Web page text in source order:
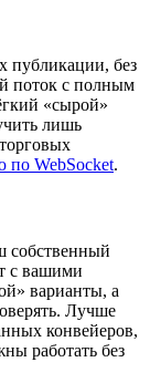
публикации, без
поток с полным
«сырой»
лишь
по WebSocket.
собственный
с вашими
варианты, а
Лучше
конвейеров,
работать без